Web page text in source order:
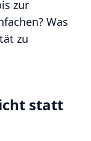
zur
Was
zu
statt